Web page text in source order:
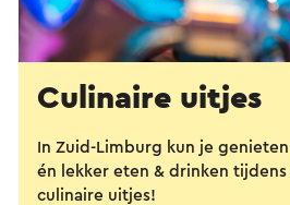
Culinaire uitjes
In Zuid-Limburg kun je
én lekker eten & drinken tijdens
culinaire uitjes!